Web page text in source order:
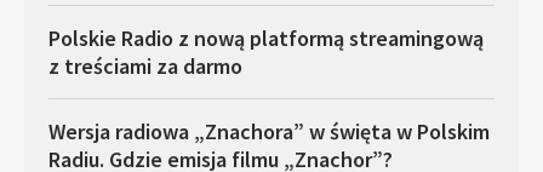
Polskie Radio z nową platformą streamingową
z treściami za darmo
Wersja radiowa „Znachora” w święta w Polskim
Radiu. Gdzie emisja filmu „Znachor”?